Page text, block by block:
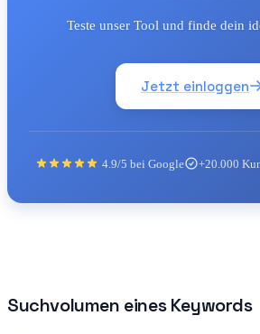
Teste unser Tool und finde dein
Jetzt einloggen
4.9/5 bei Google +20.000
Suchvolumen eines Keywords